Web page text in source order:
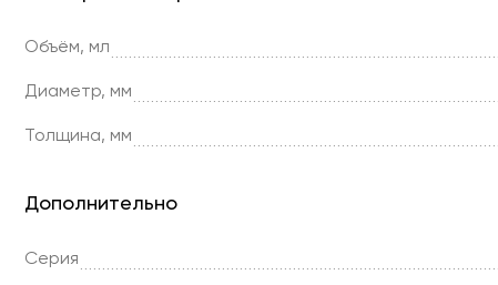
Объём, мл
Диаметр, мм
Толщина, мм
Дополнительно
Серия